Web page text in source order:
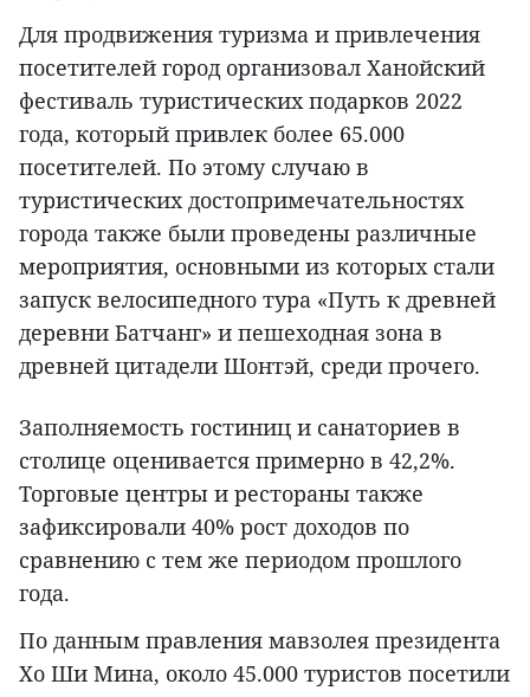
Для продвижения туризма и привлечения
посетителей город организовал Ханойский
фестиваль туристических подарков 2022
года, который привлек более 65.000
посетителей. По этому случаю в
туристических достопримечательностях
города также были проведены различные
мероприятия, основными из которых стали
запуск велосипедного тура «Путь к древней
деревни Батчанг» и пешеходная зона в
древней цитадели Шонтэй, среди прочего.
Заполняемость гостиниц и санаториев в
столице оценивается примерно в 42,2%.
Торговые центры и рестораны также
зафиксировали 40% рост доходов по
сравнению с тем же периодом прошлого
года.
По данным правления мавзолея президента
Хо Ши Мина, около 45.000 туристов посетили